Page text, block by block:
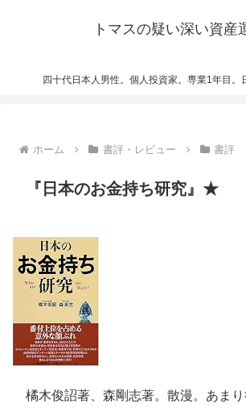
トマスの疑い深い資産
四十代日本人男性。個人投資家。専業1年目。
ホーム 書評・レビュー 書評
『日本のお金持ち研究』★
橘木俊詔著、森剛志著。散漫。あまり